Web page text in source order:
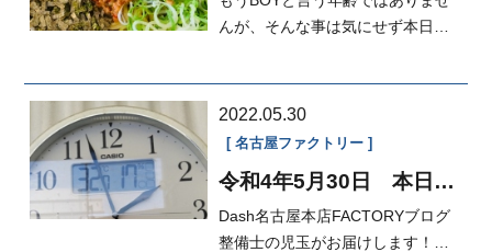
んが、そんな事は気にせず本日の
2022.05.30
名古屋ファクトリー
令和4年5月30日 本日の
Dash名古屋本店FACTORYブログ
整備士の児玉がお届けします！昨